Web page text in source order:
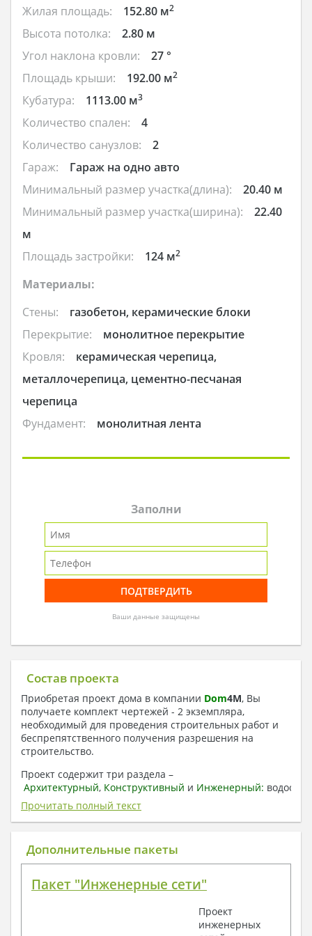
Жилая площадь: 152.80 м2
Высота потолка:
2.80 м
Угол наклона кровли:
27 °
Площадь крыши:
192.00 м2
Кубатура: 1113.00 м3
Количество спален:
4
Количество санузлов:
2
Гараж:
Гараж на одно авто
Минимальный размер участка(длина):
20.40 м
Минимальный размер участка(ширина):
22.40
м
Площадь застройки:
124 м2
Материалы:
Стены:
газобетон, керамические блоки
Перекрытие:
монолитное перекрытие
Кровля:
керамическая черепица,
металлочерепица, цементно-песчаная
черепица
Фундамент:
монолитная лента
Заполни
Ваши данные защищены
Состав проекта
Приобретая проект дома в компании Dom4M, Вы
получаете комплект чертежей - 2 экземпляра,
необходимый для проведения строительных работ и
беспрепятственного получения разрешения на
строительство.
Проект содержит три раздела –
Архитектурный, Конструктивный и Инженерный:
отопление, вентиляция, канализация,
электроснабжение (приобретается за дополнительную
плату) + Пояснительная записка.
1. Архитектурный раздел:
План координационных осей
Поэтажные маркировочные планы с
Прочитать полный текст
Дополнительные пакеты
Пакет "Инженерные сети"
Проект
инженерных